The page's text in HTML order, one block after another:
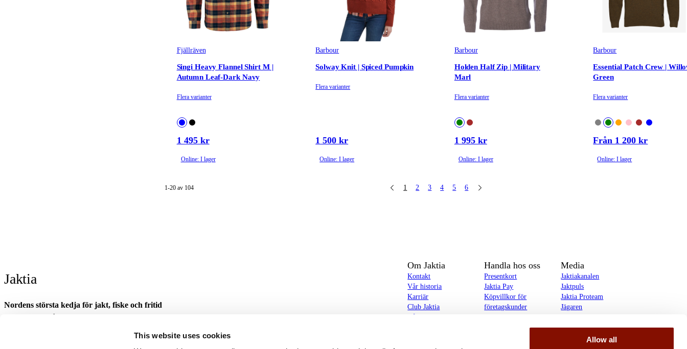
This website uses cookies
Allow all
Fjällräven
Singi Heavy Flannel Shirt M |
Autumn Leaf-Dark Navy
Flera varianter
1 495 kr
Online: I lager
Barbour
Solway Knit | Spiced Pumpkin
Flera varianter
1 500 kr
Online: I lager
Barbour
Holden Half Zip | Military
Marl
Flera varianter
1 995 kr
Online: I lager
Barbour
Essential Patch Crew |
Green
Flera varianter
Från 1 200 kr
Online: I lager
1 2 3 4 5 6
1-20 av 104
Jaktia
Nordens största kedja för jakt, fiske och fritid
Jaktia, som ingår i Burdock Outdoor Group, är en franchisekedja med ett totalt 160-tal butiker i Norge, Sverige och i
Om Jaktia
Kontakt
Vår historia
Karriär
Club Jaktia
Handla hos oss
Presentkort
Jaktia Pay
Köpvillkor för
företagskunder
Media
Jaktiakanalen
Jaktpuls
Jaktia Proteam
Jägaren